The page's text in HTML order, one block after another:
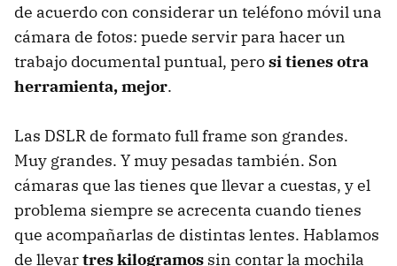
de acuerdo con considerar un teléfono móvil una
cámara de fotos: puede servir para hacer un
trabajo documental puntual, perosi tienes otra
herramienta, mejor.
Las DSLR de formato full frame son grandes.
Muy grandes. Y muy pesadas también. Son
cámaras que las tienes que llevar a cuestas, y el
problema siempre se acrecenta cuando tienes
que acompañarlas de distintas lentes. Hablamos
de llevartres kilogramos sin contar la mochila